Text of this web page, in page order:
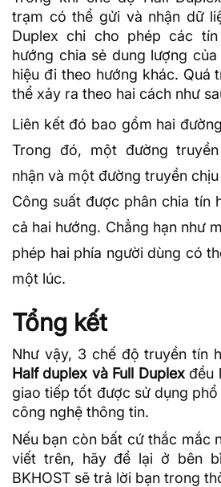
trạm có thể gửi và nhận dữ
Duplex chỉ cho phép các
hướng chia sẻ dung lượng
hiệu đi theo hướng khác. Quá
thể xảy ra theo hai cách như
Liên kết đó bao gồm hai
Trong đó, một đường
nhận và một đường truyền
Công suất được phân chia tín
cả hai hướng. Chẳng hạn như
phép hai phía người dùng có
một lúc.
Tổng kết
Như vậy, 3 chế độ truyền tín
Half duplex và Full Duplexđều
giao tiếp tốt được sử dụng
công nghệ thông tin.
Nếu bạn còn bất cứ thắc mắc
viết trên, hãy để lại ở bên
BKHOST sẽ trả lời bạn trong